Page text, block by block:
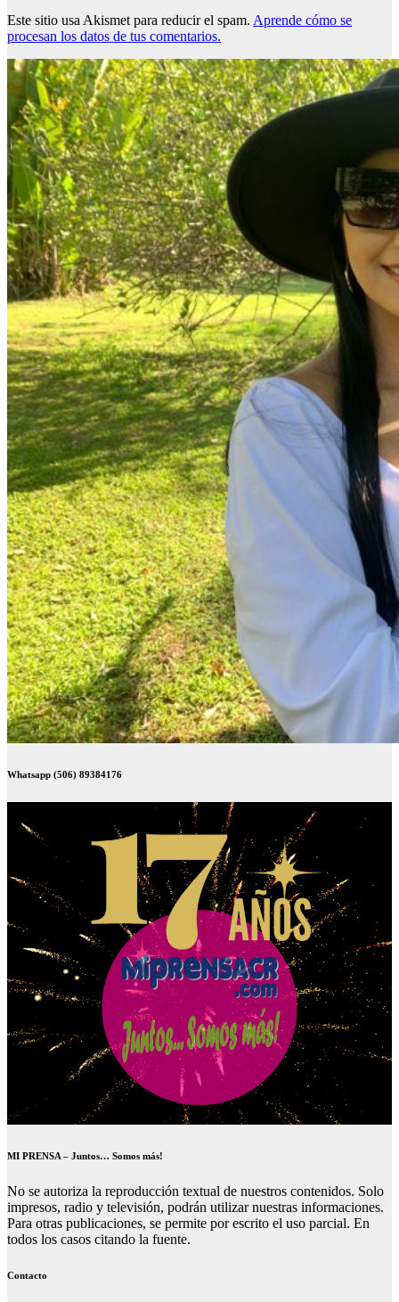
Este sitio usa Akismet para reducir el spam. Aprende cómo se
procesan los datos de tus comentarios.
Whatsapp (506) 89384176
MI PRENSA – Juntos… Somos más!
No se autoriza la reproducción textual de nuestros contenidos. Solo
impresos, radio y televisión, podrán utilizar nuestras informaciones.
Para otras publicaciones, se permite por escrito el uso parcial. En
todos los casos citando la fuente.
Contacto